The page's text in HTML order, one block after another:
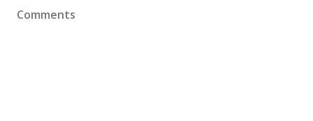
Comments